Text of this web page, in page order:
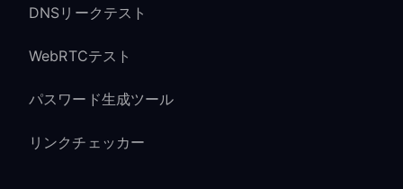
DNSリークテスト
WebRTCテスト
パスワード生成ツール
リンクチェッカー